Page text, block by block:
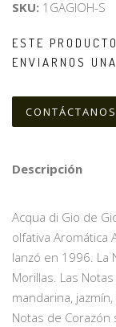
SKU: 1GAGIOH-S
ESTE
ENVIARNOS
CONTÁCTANOS
Descripción
Acqua di Gio de
olfativa Aromática
lanzó en 1996. La
Morillas. Las
mandarina,
Notas de Corazón